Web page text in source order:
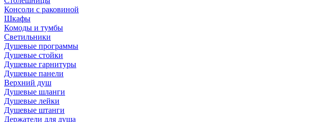
Консоли с раковиной
Шкафы
Комоды и тумбы
Светильники
Душевые программы
Душевые стойки
Душевые гарнитуры
Душевые панели
Верхний душ
Душевые шланги
Душевые лейки
Душевые штанги
Держатели для душа